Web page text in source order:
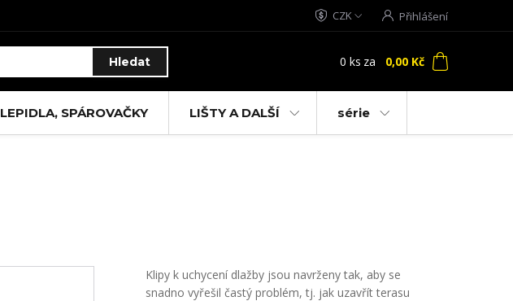
CZK Přihlášení
Hledat 0 ks za 0,00 Kč
LEPIDLA, SPÁROVAČKY LIŠTY A DALŠÍ série
Klipy k uchycení dlažby jsou navrženy tak, aby se
snadno vyřešil častý problém, tj. jak uzavřít terasu